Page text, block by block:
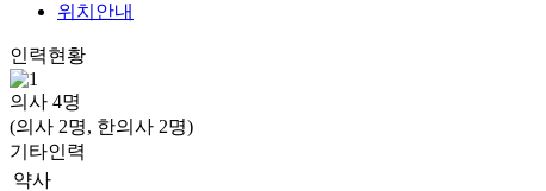
위치안내
인력현황
의사 4명
(의사 2명, 한의사 2명)
기타인력
약사